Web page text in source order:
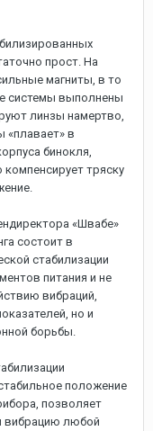
прост. На
магниты, в то
системы выполнены
линзы намертво,
«плавает» в
бинокля,
тряску
«Швабе»
состоит в
стабилизации
питания и не
вибраций,
но и
борьбы.
положение
позволяет
вибрацию любой